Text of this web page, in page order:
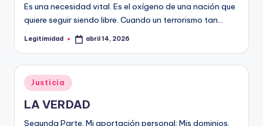
Es una necesidad vital. Es el oxígeno de una nación que
quiere seguir siendo libre. Cuando un terrorismo tan…
Publicado
Legitimidad abril 14, 2026
Publicado
en
Justicia
LA VERDAD
Segunda Parte. Mi aportación personal: Mis dominios.